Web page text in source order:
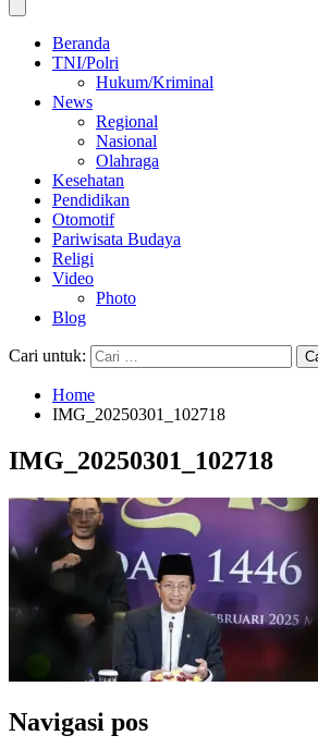
Beranda
TNI/Polri
Hukum/Kriminal
News
Regional
Nasional
Olahraga
Kesehatan
Pendidikan
Otomotif
Pariwisata Budaya
Religi
Video
Photo
Blog
Cari untuk:
Home
IMG_20250301_102718
IMG_20250301_102718
Navigasi pos